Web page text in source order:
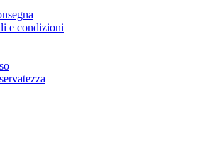
e condizioni